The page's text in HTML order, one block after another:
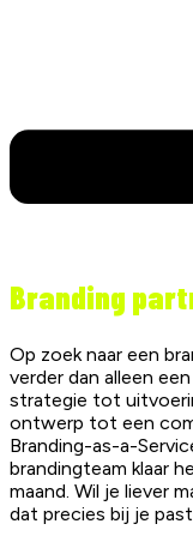
Branding
Op zoek naar een
verder dan alleen
strategie tot
ontwerp tot een
Branding-as-a-
brandingteam klaar
maand. Wil je liever
dat precies bij je past.